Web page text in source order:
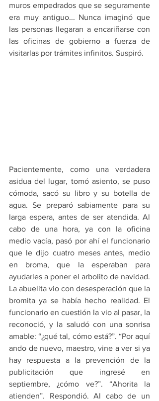
muros empedrados que se seguramente
era muy antiguo... Nunca imaginó que
las personas llegaran a encariñarse con
las oficinas de gobierno a fuerza de
visitarlas por trámites infinitos. Suspiró.
Pacientemente, como una verdadera
asidua del lugar, tomó asiento, se puso
cómoda, sacó su libro y su botella de
agua. Se preparó sabiamente para su
larga espera, antes de ser atendida. Al
cabo de una hora, ya con la oficina
medio vacía, pasó por ahí el funcionario
que le dijo cuatro meses antes, medio
en broma, que la esperaban para
ayudarles a poner el arbolito de navidad.
La abuelita vio con desesperación que la
bromita ya se había hecho realidad. El
funcionario en cuestión la vio al pasar, la
reconoció, y la saludó con una sonrisa
amable: “¿qué tal, cómo está?”. “Por aquí
ando de nuevo, maestro, vine a ver si ya
hay respuesta a la prevención de la
publicitación que ingresé en
septiembre, ¿cómo ve?”. “Ahorita la
atienden”. Respondió. Al cabo de un